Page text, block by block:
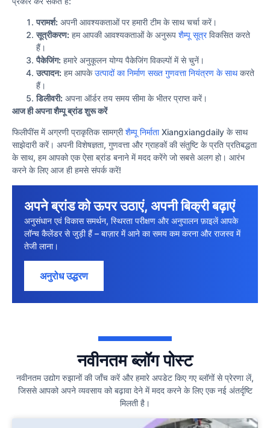
परामर्श: अपनी आवश्यकताओं पर हमारी टीम के साथ चर्चा करें।
सूत्रीकरण: हम आपकी आवश्यकताओं के अनुरूप शैम्पू सूत्रविकसित करते
हैं।
पैकेजिंग: हमारे अनुकूलन योग्य पैकेजिंग विकल्पों में से चुनें।
उत्पादन: हम आपकेउत्पादों का निर्माण सख्त गुणवत्ता नियंत्रण के साथकरते
हैं।
डिलीवरी: अपना ऑर्डर तय समय सीमा के भीतर प्राप्त करें।
आज ही अपना शैम्पू ब्रांड शुरू करें
फिलीपींस में अग्रणी प्राकृतिक सामग्रीशैम्पू निर्माताXiangxiangdaily के साथ
साझेदारी करें। अपनी विशेषज्ञता, गुणवत्ता और ग्राहकों की संतुष्टि के प्रति प्रतिबद्धता
के साथ, हम आपको एक ऐसा ब्रांड बनाने में मदद करेंगे जो सबसे अलग हो। आरंभ
करने के लिए आज ही हमसे संपर्क करें!
अपने ब्रांड को ऊपर उठाएं, अपनी बिक्री बढ़ाएं
अनुसंधान एवं विकास समर्थन, स्थिरता परीक्षण और अनुपालन फ़ाइलें आपके
लॉन्च कैलेंडर से जुड़ी हैं – बाज़ार में आने का समय कम करना और राजस्व में
तेजी लाना।
अनुरोध उद्धरण
नवीनतम ब्लॉग पोस्ट
नवीनतम उद्योग रुझानों की जाँच करें और हमारे अपडेट किए गए ब्लॉगों से प्रेरणा लें,
जिससे आपको अपने व्यवसाय को बढ़ावा देने में मदद करने के लिए एक नई अंतर्दृष्टि
मिलती है।